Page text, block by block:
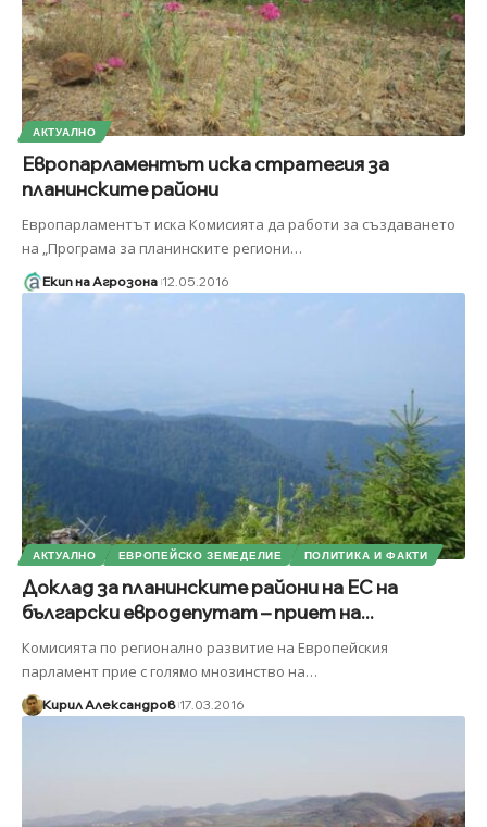
АКТУАЛНО
Европарламентът иска стратегия за
планинските райони
Европарламентът иска Комисията да работи за създаването
на „Програма за планинските региони…
Екип на Агрозона 12.05.2016
АКТУАЛНО ЕВРОПЕЙСКО ЗЕМЕДЕЛИЕ ПОЛИТИКА И ФАКТИ
Доклад за планинските райони на ЕС на
български евродепутат – приет на...
Комисията по регионално развитие на Европейския
парламент прие с голямо мнозинство на…
Кирил Александров 17.03.2016